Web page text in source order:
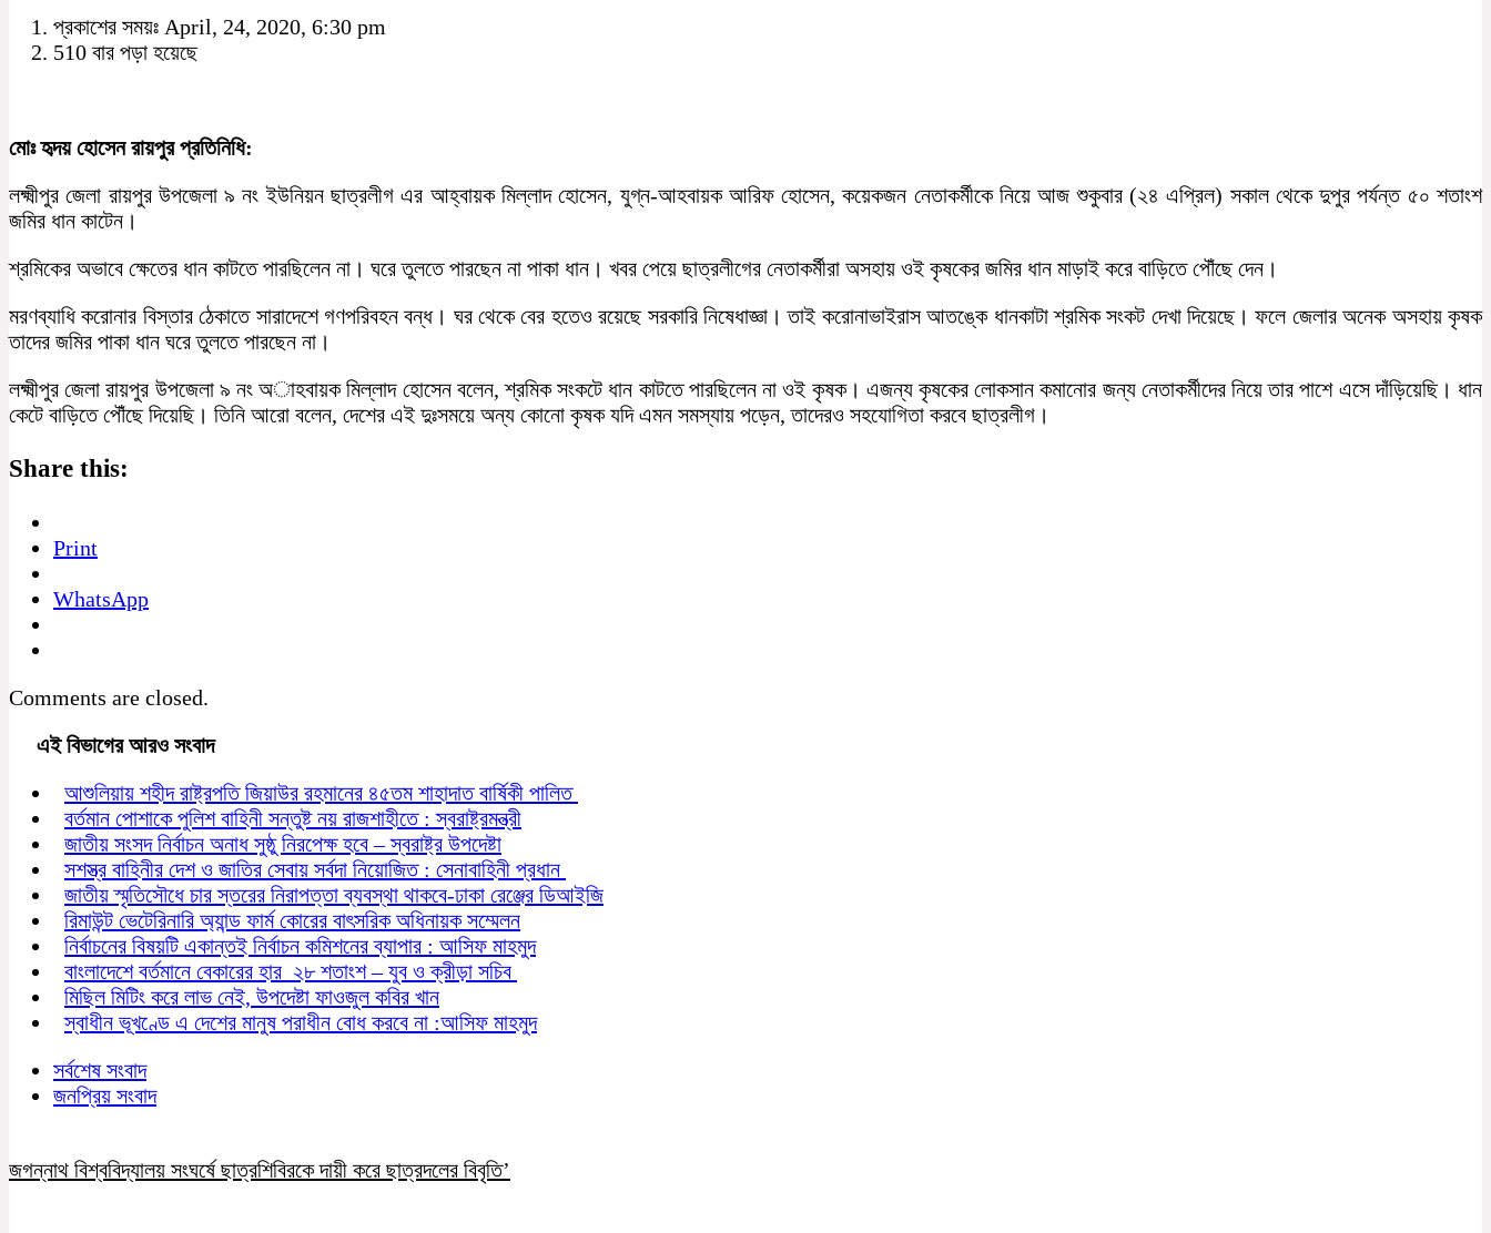
প্রকাশের সময়ঃ April, 24, 2020, 6:30 pm
510 বার পড়া হয়েছে
মোঃ হৃদয় হোসেন রায়পুর প্রতিনিধি:
লক্ষ্মীপুর জেলা রায়পুর উপজেলা ৯ নং ইউনিয়ন ছাত্রলীগ এর আহ্বায়ক মিল্লাদ হোসেন, যুগ্ন-আহবায়ক আরিফ হোসেন, কয়েকজন নেতাকর্মীকে নিয়ে আজ শুকুবার (২৪ এপ্রিল) সকাল থেকে দুপুর পর্যন্ত ৫০ শতাংশ
জমির ধান কাটেন।
শ্রমিকের অভাবে ক্ষেতের ধান কাটতে পারছিলেন না। ঘরে তুলতে পারছেন না পাকা ধান। খবর পেয়ে ছাত্রলীগের নেতাকর্মীরা অসহায় ওই কৃষকের জমির ধান মাড়াই করে বাড়িতে পৌঁছে দেন।
মরণব্যাধি করোনার বিস্তার ঠেকাতে সারাদেশে গণপরিবহন বন্ধ। ঘর থেকে বের হতেও রয়েছে সরকারি নিষেধাজ্ঞা। তাই করোনাভাইরাস আতঙ্কে ধানকাটা শ্রমিক সংকট দেখা দিয়েছে। ফলে জেলার অনেক অসহায় কৃষক
তাদের জমির পাকা ধান ঘরে তুলতে পারছেন না।
লক্ষ্মীপুর জেলা রায়পুর উপজেলা ৯ নং অাহবায়ক মিল্লাদ হোসেন বলেন, শ্রমিক সংকটে ধান কাটতে পারছিলেন না ওই কৃষক। এজন্য কৃষকের লোকসান কমানোর জন্য নেতাকর্মীদের নিয়ে তার পাশে এসে দাঁড়িয়েছি। ধান
কেটে বাড়িতে পৌঁছে দিয়েছি। তিনি আরো বলেন, দেশের এই দুঃসময়ে অন্য কোনো কৃষক যদি এমন সমস্যায় পড়েন, তাদেরও সহযোগিতা করবে ছাত্রলীগ।
Share this:
Print
WhatsApp
Comments are closed.
এই বিভাগের আরও সংবাদ
আশুলিয়ায় শহীদ রাষ্ট্রপতি জিয়াউর রহমানের ৪৫তম শাহাদাত বার্ষিকী পালিত
বর্তমান পোশাকে পুলিশ বাহিনী সন্তুষ্ট নয় রাজশাহীতে : স্বরাষ্ট্রমন্ত্রী
জাতীয় সংসদ নির্বাচন অনাধ সুষ্ঠু নিরপেক্ষ হবে – স্বরাষ্ট্র উপদেষ্টা
সশস্ত্র বাহিনীর দেশ ও জাতির সেবায় সর্বদা নিয়োজিত : সেনাবাহিনী প্রধান
জাতীয় স্মৃতিসৌধে চার স্তরের নিরাপত্তা ব্যবস্থা থাকবে-ঢাকা রেঞ্জের ডিআইজি
রিমাউন্ট ভেটেরিনারি অ্যান্ড ফার্ম কোরের বাৎসরিক অধিনায়ক সম্মেলন
নির্বাচনের বিষয়টি একান্তই নির্বাচন কমিশনের ব্যাপার : আসিফ মাহমুদ
বাংলাদেশে বর্তমানে বেকারের হার ২৮ শতাংশ – যুব ও ক্রীড়া সচিব
মিছিল মিটিং করে লাভ নেই, উপদেষ্টা ফাওজুল কবির খান
স্বাধীন ভূখণ্ডে এ দেশের মানুষ পরাধীন বোধ করবে না :আসিফ মাহমুদ
সর্বশেষ সংবাদ
জনপ্রিয় সংবাদ
জগন্নাথ বিশ্ববিদ্যালয় সংঘর্ষে ছাত্রশিবিরকে দায়ী করে ছাত্রদলের বিবৃতি’